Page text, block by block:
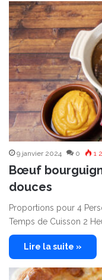
9 janvier 2024 0 1
Bœuf
douces
Proportions pour 4
Temps de Cuisson 2
Lire la suite »